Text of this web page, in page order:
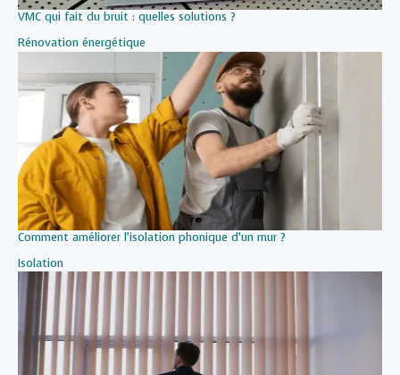
VMC qui fait du bruit : quelles solutions ?
Par rapport à
Rénovation énergétique
Comment améliorer l’isolation phonique d’un mur ?
Par rapport à
Isolation